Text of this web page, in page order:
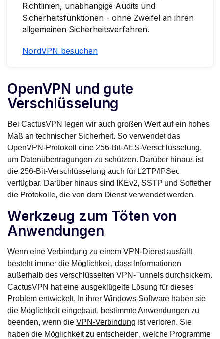
Richtlinien, unabhängige Audits und
Sicherheitsfunktionen - ohne Zweifel an ihren
allgemeinen Sicherheitsverfahren.
NordVPN besuchen
OpenVPN und gute
Verschlüsselung
Bei CactusVPN legen wir auch großen Wert auf ein hohes
Maß an technischer Sicherheit. So verwendet das
OpenVPN-Protokoll eine 256-Bit-AES-Verschlüsselung,
um Datenübertragungen zu schützen. Darüber hinaus ist
die 256-Bit-Verschlüsselung auch für L2TP/IPSec
verfügbar. Darüber hinaus sind IKEv2, SSTP und Softether
die Protokolle, die von dem Dienst verwendet werden.
Werkzeug zum Töten von
Anwendungen
Wenn eine Verbindung zu einem VPN-Dienst ausfällt,
besteht immer die Möglichkeit, dass Informationen
außerhalb des verschlüsselten VPN-Tunnels durchsickern.
CactusVPN hat eine ausgeklügelte Lösung für dieses
Problem entwickelt. In ihrer Windows-Software haben sie
die Möglichkeit eingebaut, bestimmte Anwendungen zu
beenden, wenn die VPN-Verbindung ist verloren. Sie
haben die Möglichkeit zu entscheiden, welche Programme